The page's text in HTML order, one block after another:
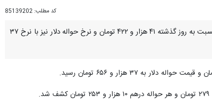
کد مطلب: 85139202
تهران- ایرنا- قیمت هر دلار آمریکا امروز (سه‌شنبه، ۲۳ خرداد ۱۴۰۲) در مرکز مبادله ارز و طلای ایران با ۹۲ تومان کاهش نسبت به روز گذشته ۴۱ هزار و ۴۲۲ تومان و نرخ حواله دلار نیز با نرخ ۳۷